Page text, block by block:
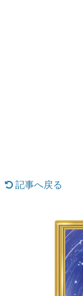
ゲ
「経
の
イニ
カテゴ
記事へ戻る